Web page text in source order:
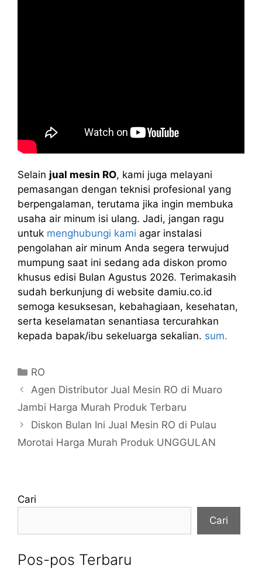
Selain jual mesin RO, kami juga melayani
pemasangan dengan teknisi profesional yang
berpengalaman, terutama jika ingin membuka
usaha air minum isi ulang. Jadi, jangan ragu
untuk menghubungi kami agar instalasi
pengolahan air minum Anda segera terwujud
mumpung saat ini sedang ada diskon promo
khusus edisi Bulan Agustus 2026. Terimakasih
sudah berkunjung di website damiu.co.id
semoga kesuksesan, kebahagiaan, kesehatan,
serta keselamatan senantiasa tercurahkan
kepada bapak/ibu sekeluarga sekalian. sum.
Kategori
RO
Agen Distributor Jual Mesin RO di Muaro
Jambi Harga Murah Produk Terbaru
Diskon Bulan Ini Jual Mesin RO di Pulau
Morotai Harga Murah Produk UNGGULAN
Cari
Cari
Pos-pos Terbaru